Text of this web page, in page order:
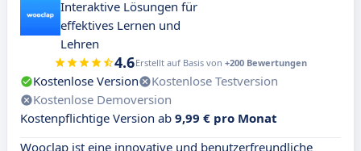
Interaktive Lösungen für
effektives Lernen und
Lehren
4.6Erstellt auf Basis von +200 Bewertungen
Kostenlose Version
Kostenlose Testversion
Kostenlose Demoversion
Kostenpflichtige Version ab 9,99 € pro Monat
Wooclap ist eine innovative und benutzerfreundliche